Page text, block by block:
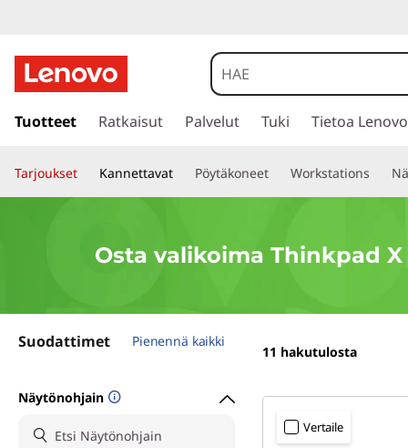
v
i
r
y
ä
ö
Tuotteet Ratkaisut Palvelut Tuki Tietoa
Tarjoukset Kannettavat Pöytäkoneet Workstations
Osta valikoima Thinkpad
Suodattimet Pienennä kaikki
Näytönohjain
11 hakutulosta
Vertaile